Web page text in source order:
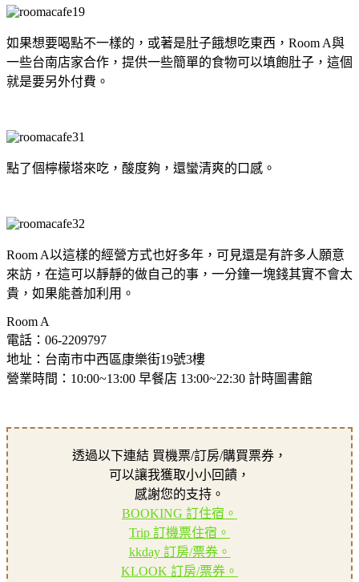
如果想要喝點不一樣的，或著是肚子餓想吃東西，Room A與
一些台南店家合作，提供一些簡單的食物可以填飽肚子，這個
就是要另外付費。
點了個檸檬塔來吃，酸度夠，還蠻清爽的口感。
Room A以這樣的經營方式也好多年，可見還是有許多人願意
來訪，在這可以靜靜的做自己的事，一分鐘一塊錢其實不會太
貴，如果能善加利用。
Room A
電話：06-2209797
地址：台南市中西區康樂街19號3樓
營業時間：10:00~13:00 早餐店 13:00~22:30 計時圖書館
透過以下連結 買機票/訂房/購買票券，
可以讓我獲取小小回饋，
感謝您的支持。
BOOKING 訂住宿。
Trip 訂機票住宿。
kkday 訂房/票券。
KLOOK 訂房/票券。